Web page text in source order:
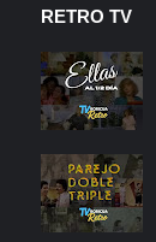
RETRO TV